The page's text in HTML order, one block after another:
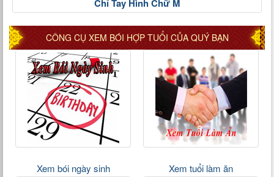
Chỉ Tay Hình Chữ M
CÔNG CỤ XEM BÓI HỢP TUỔI CỦA QUÝ BẠN
Xem bói ngày sinh Xem tuổi làm ăn